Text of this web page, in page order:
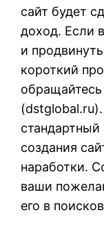
сайт будет
доход. Если
и
короткий
(dstglobal.ru
создания
наработки.
ваши
его в